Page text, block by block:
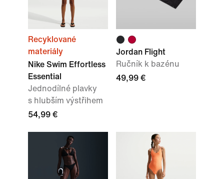
Recyklované
materiály
Nike Swim Effortless
Essential
Jednodílné plavky
s hlubším výstřihem
54,99 €
Jordan Flight
Ručník k bazénu
49,99 €